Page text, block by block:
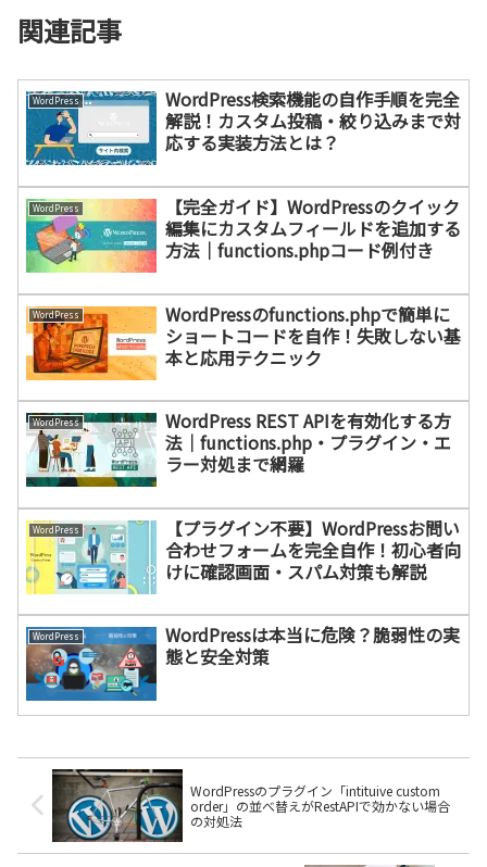
関連記事
WordPress
WordPress検索機能の自作手順を完全
解説！カスタム投稿・絞り込みまで対
応する実装方法とは？
WordPress
【完全ガイド】WordPressのクイック
編集にカスタムフィールドを追加する
方法｜functions.phpコード例付き
WordPress
WordPressのfunctions.phpで簡単に
ショートコードを自作！失敗しない基
本と応用テクニック
WordPress
WordPress REST APIを有効化する方
法｜functions.php・プラグイン・エ
ラー対処まで網羅
WordPress
【プラグイン不要】WordPressお問い
合わせフォームを完全自作！初心者向
けに確認画面・スパム対策も解説
WordPress
WordPressは本当に危険？脆弱性の実
態と安全対策
WordPressのプラグイン「intituive custom
order」の並べ替えがRestAPIで効かない場合
の対処法